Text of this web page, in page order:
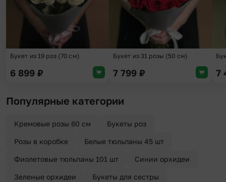
Букет из 19 роз (70 см)
6 899 ₽
Букет из 31 розы (50 см)
7 799 ₽ 7
Популярные категории
Кремовые розы 60 см Букеты роз
Розы в коробке Белые тюльпаны 45 шт
Фиолетовые тюльпаны 101 шт Синии орхидеи
Зеленые орхидеи Букеты для сестры